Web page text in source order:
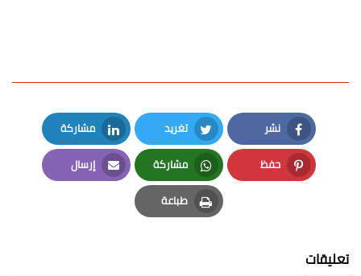
نشر
Facebook
تغريد
Twitter
مشاركة
LinkedIn
حفظ
Pinterest
مشاركة
Whatsapp
إرسال
Email
طباعة
Print
تعليقات